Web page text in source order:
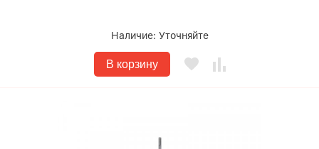
Наличие: Уточняйте
В корзину